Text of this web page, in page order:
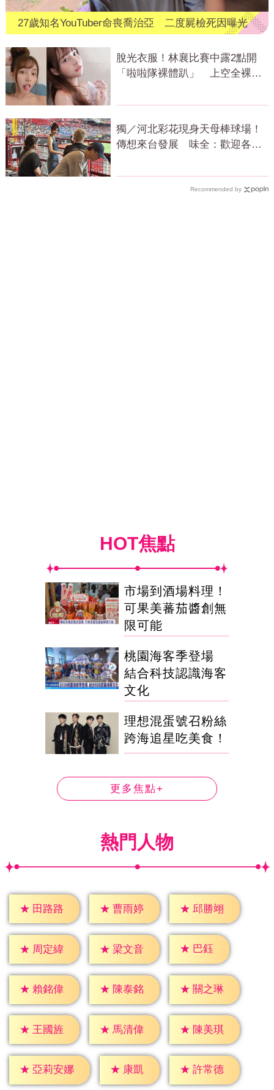
27歲知名YouTuber命喪喬治亞 二度屍檢死因曝光
脫光衣服！林襄比賽中露2點開
「啦啦隊裸體趴」 上空全裸被
獨／河北彩花現身天母棒球場！
傳想來台發展 味全：歡迎各界
Recommended by
HOT焦點
市場到酒場料理！
可果美蕃茄醬創無
限可能
桃園海客季登場
結合科技認識海客
文化
理想混蛋號召粉絲
跨海追星吃美食！
更多焦點+
熱門人物
★ 田路路 ★ 曹雨婷 ★ 邱勝翊
★ 周定緯 ★ 梁文音 ★ 巴鈺
★ 賴銘偉 ★ 陳泰銘 ★ 關之琳
★ 王國旌 ★ 馬清偉 ★ 陳美琪
★ 亞莉安娜 ★ 康凱 ★ 許常德